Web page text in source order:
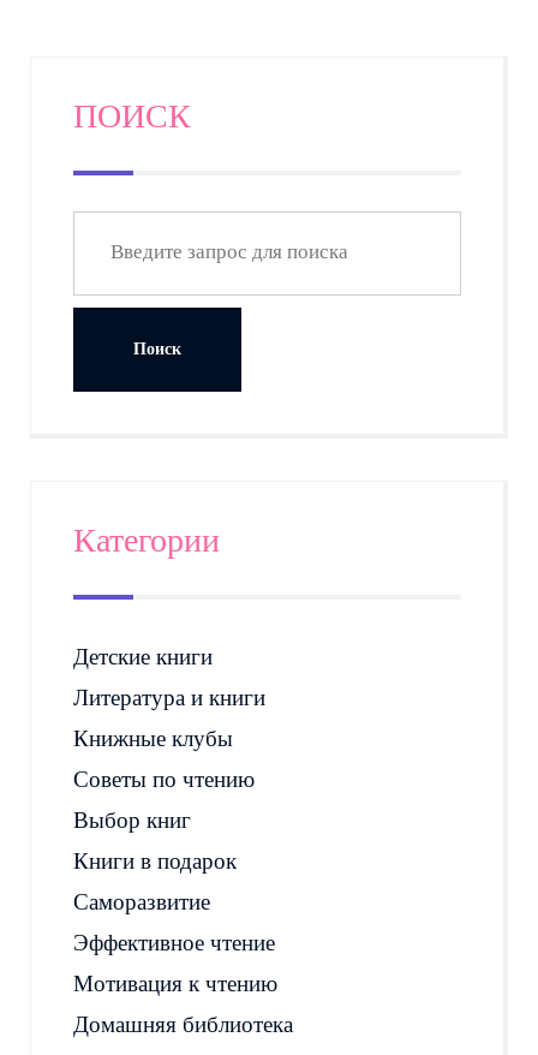
ПОИСК
Категории
Детские книги
Литература и книги
Книжные клубы
Советы по чтению
Выбор книг
Книги в подарок
Саморазвитие
Эффективное чтение
Мотивация к чтению
Домашняя библиотека